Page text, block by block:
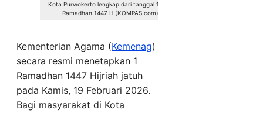
Kota Purwokerto lengkap dari tanggal 1 - 30
Ramadhan 1447 H.(KOMPAS.com)
Kementerian Agama (Kemenag)
secara resmi menetapkan 1
Ramadhan 1447 Hijriah jatuh
pada Kamis, 19 Februari 2026.
Bagi masyarakat di Kota